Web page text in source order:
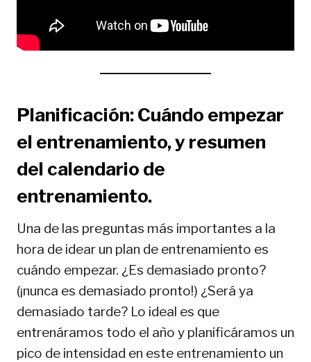
Planificación: Cuándo empezar
el entrenamiento, y resumen
del calendario de
entrenamiento.
Una de las preguntas más importantes a la
hora de idear un plan de entrenamiento es
cuándo empezar. ¿Es demasiado pronto?
(¡nunca es demasiado pronto!) ¿Será ya
demasiado tarde? Lo ideal es que
entrenáramos todo el año y planificáramos un
pico de intensidad en este entrenamiento un